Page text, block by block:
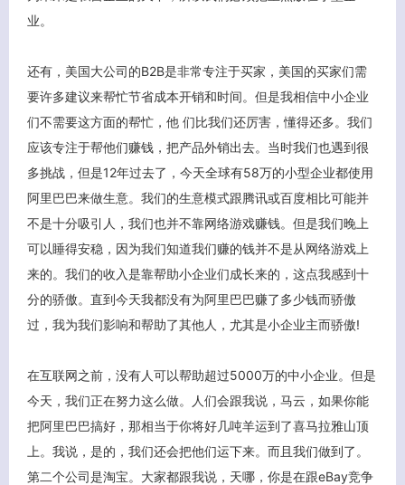
业。
还有，美国大公司的B2B是非常专注于买家，美国的买家们需
要许多建议来帮忙节省成本开销和时间。但是我相信中小企业
们不需要这方面的帮忙，他 们比我们还厉害，懂得还多。我们
应该专注于帮他们赚钱，把产品外销出去。当时我们也遇到很
多挑战，但是12年过去了，今天全球有58万的小型企业都使用
阿里巴巴来做生意。我们的生意模式跟腾讯或百度相比可能并
不是十分吸引人，我们也并不靠网络游戏赚钱。但是我们晚上
可以睡得安稳，因为我们知道我们赚的钱并不是从网络游戏上
来的。我们的收入是靠帮助小企业们成长来的，这点我感到十
分的骄傲。直到今天我都没有为阿里巴巴赚了多少钱而骄傲
过，我为我们影响和帮助了其他人，尤其是小企业主而骄傲!
在互联网之前，没有人可以帮助超过5000万的中小企业。但是
今天，我们正在努力这么做。人们会跟我说，马云，如果你能
把阿里巴巴搞好，那相当于你将好几吨羊运到了喜马拉雅山顶
上。我说，是的，我们还会把他们运下来。而且我们做到了。
第二个公司是淘宝。大家都跟我说，天哪，你是在跟eBay竞争